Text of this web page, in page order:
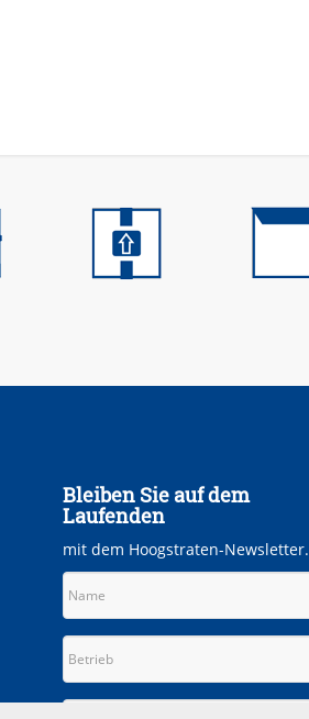
Bleiben Sie auf dem
Laufenden
mit dem Hoogstraten-Newsletter.